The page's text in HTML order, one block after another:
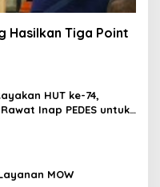
Hasilkan Tiga Point
HUT ke-74,
Inap PEDES untuk
Kesehatan
MOW